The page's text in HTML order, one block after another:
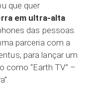
que quer
em ultra-alta
das pessoas.
parceria com a
para lançar um
como “Earth TV” –